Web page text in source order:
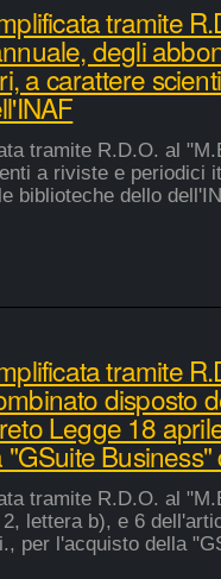
tramite
degli
a carattere
tramite R.D.O. al
a riviste e periodici
biblioteche dello
tramite
disposto
Legge 18
tramite R.D.O. al
lettera b), e 6
per l'acquisto della